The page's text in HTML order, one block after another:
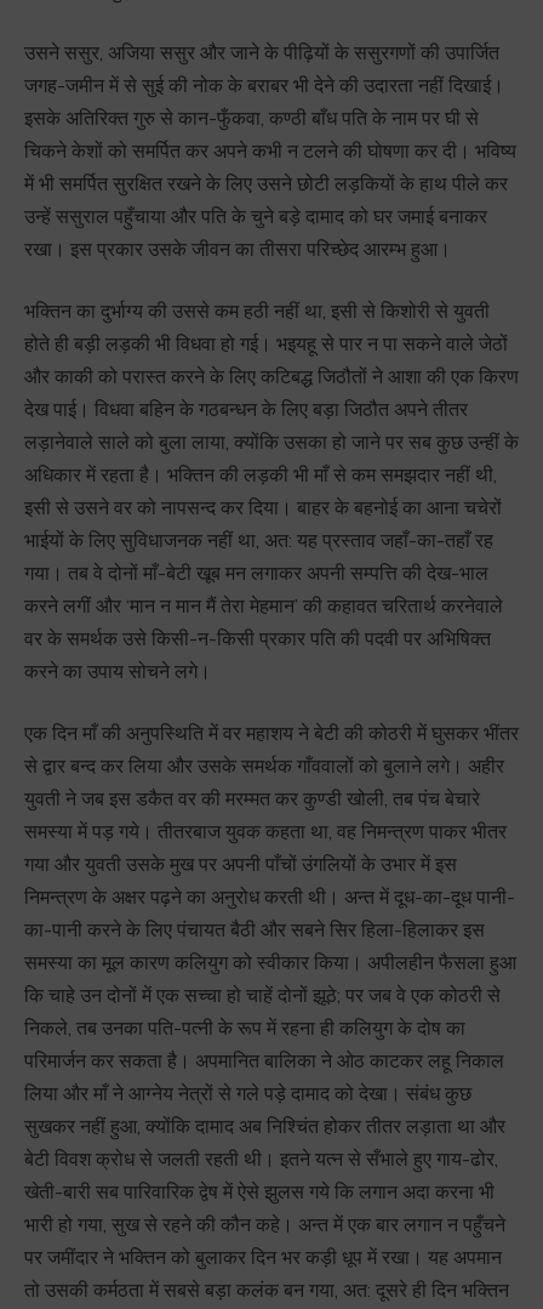
उसने ससुर, अजिया ससुर और जाने के पीढ़ियों के ससुरगणों की उपार्जित
जगह-जमीन में से सुई की नोक के बराबर भी देने की उदारता नहीं दिखाई।
इसके अतिरिक्त गुरु से कान-फुँकवा, कण्ठी बाँध पति के नाम पर घी से
चिकने केशों को समर्पित कर अपने कभी न टलने की घोषणा कर दी। भविष्य
में भी समर्पित सुरक्षित रखने के लिए उसने छोटी लड़कियों के हाथ पीले कर
उन्हें ससुराल पहुँचाया और पति के चुने बड़े दामाद को घर जमाई बनाकर
रखा। इस प्रकार उसके जीवन का तीसरा परिच्छेद आरम्भ हुआ।
भक्तिन का दुर्भाग्य की उससे कम हठी नहीं था, इसी से किशोरी से युवती
होते ही बड़ी लड़की भी विधवा हो गई। भइयहू से पार न पा सकने वाले जेठों
और काकी को परास्त करने के लिए कटिबद्ध जिठौतों ने आशा की एक किरण
देख पाई। विधवा बहिन के गठबन्धन के लिए बड़ा जिठौत अपने तीतर
लड़ानेवाले साले को बुला लाया, क्योंकि उसका हो जाने पर सब कुछ उन्हीं के
अधिकार में रहता है। भक्तिन की लड़की भी माँ से कम समझदार नहीं थी,
इसी से उसने वर को नापसन्द कर दिया। बाहर के बहनोई का आना चचेरों
भाईयों के लिए सुविधाजनक नहीं था, अत: यह प्रस्ताव जहाँ-का-तहाँ रह
गया। तब वे दोनों माँ-बेटी खूब मन लगाकर अपनी सम्पत्ति की देख-भाल
करने लगीं और ‘मान न मान मैं तेरा मेहमान’ की कहावत चरितार्थ करनेवाले
वर के समर्थक उसे किसी-न-किसी प्रकार पति की पदवी पर अभिषिक्त
करने का उपाय सोचने लगे।
एक दिन माँ की अनुपस्थिति में वर महाशय ने बेटी की कोठरी में घुसकर भींतर
से द्वार बन्द कर लिया और उसके समर्थक गाँववालों को बुलाने लगे। अहीर
युवती ने जब इस डकैत वर की मरम्मत कर कुण्डी खोली, तब पंच बेचारे
समस्या में पड़ गये। तीतरबाज युवक कहता था, वह निमन्त्रण पाकर भीतर
गया और युवती उसके मुख पर अपनी पाँचों उंगलियों के उभार में इस
निमन्त्रण के अक्षर पढ़ने का अनुरोध करती थी। अन्त में दूध-का-दूध पानी-
का-पानी करने के लिए पंचायत बैठी और सबने सिर हिला-हिलाकर इस
समस्या का मूल कारण कलियुग को स्वीकार किया। अपीलहीन फैसला हुआ
कि चाहे उन दोनों में एक सच्चा हो चाहें दोनों झूठे; पर जब वे एक कोठरी से
निकले, तब उनका पति-पत्नी के रूप में रहना ही कलियुग के दोष का
परिमार्जन कर सकता है। अपमानित बालिका ने ओठ काटकर लहू निकाल
लिया और माँ ने आग्नेय नेत्रों से गले पड़े दामाद को देखा। संबंध कुछ
सुखकर नहीं हुआ, क्योंकि दामाद अब निश्चिंत होकर तीतर लड़ाता था और
बेटी विवश क्रोध से जलती रहती थी। इतने यत्न से सँभाले हुए गाय-ढोर,
खेती-बारी सब पारिवारिक द्वेष में ऐसे झुलस गये कि लगान अदा करना भी
भारी हो गया, सुख से रहने की कौन कहे। अन्त में एक बार लगान न पहुँचने
पर जमींदार ने भक्तिन को बुलाकर दिन भर कड़ी धूप में रखा। यह अपमान
तो उसकी कर्मठता में सबसे बड़ा कलंक बन गया, अत: दूसरे ही दिन भक्तिन